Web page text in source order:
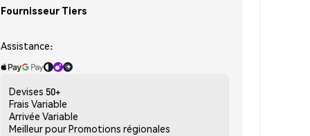
Fournisseur Tiers
Assistance:
Devises 50+
Frais Variable
Arrivée Variable
Meilleur pourPromotions régionales